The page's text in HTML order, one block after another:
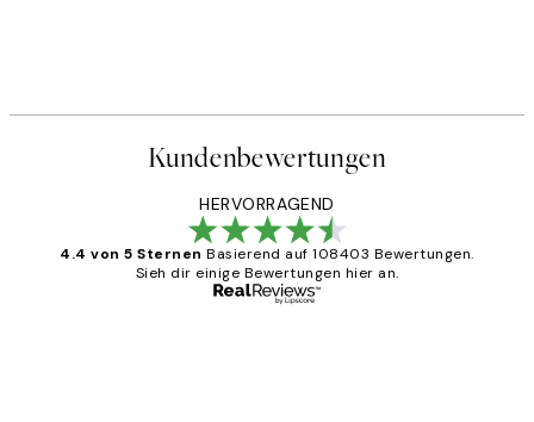
Kundenbewertungen
HERVORRAGEND
4.4 von 5 Sternen Basierend auf 108403 Bewertungen.
Sieh dir einige Bewertungen hier an.